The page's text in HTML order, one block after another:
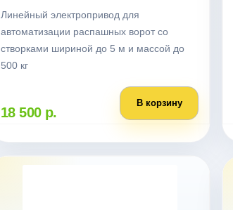
Линейный электропривод для
автоматизации распашных ворот со
створками шириной до 5 м и массой до
500 кг
18 500 р.
В корзину